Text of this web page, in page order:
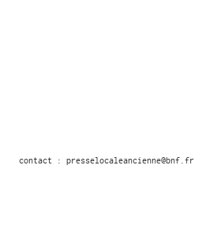
contact : presselocaleancienne@bnf.fr